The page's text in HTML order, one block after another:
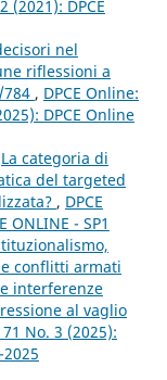
(2021): DPCE
nel
riflessioni a
, DPCE Online:
DPCE Online
La categoria di
del targeted
, DPCE
ONLINE - SP1
conflitti armati
interferenze
al vaglio
No. 3 (2025):